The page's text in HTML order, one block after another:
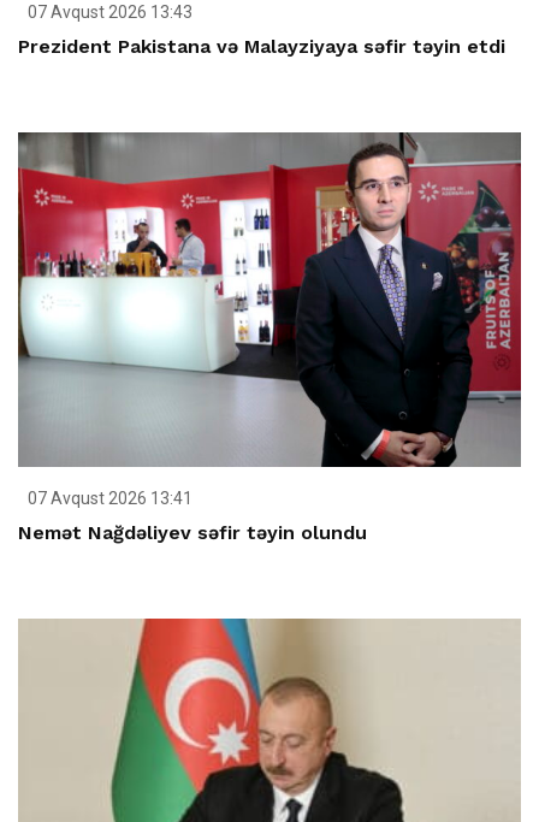
07 Avqust 2026 13:43
Prezident Pakistana və Malayziyaya səfir təyin etdi
07 Avqust 2026 13:41
Nemət Nağdəliyev səfir təyin olundu